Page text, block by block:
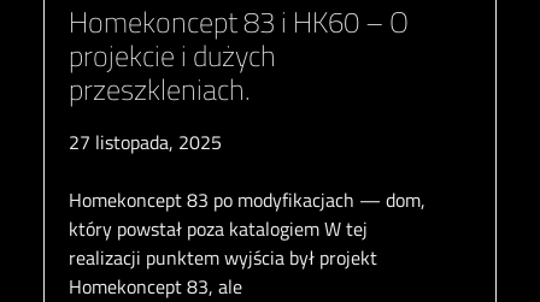
Homekoncept 83 i HK60 – O
projekcie i dużych
przeszkleniach.
27 listopada, 2025
Homekoncept 83 po modyfikacjach — dom,
który powstał poza katalogiem W tej
realizacji punktem wyjścia był projekt
Homekoncept 83, ale